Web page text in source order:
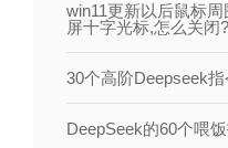
win11更新以后鼠标
屏十字光标,怎么关闭?
30个高阶Deepseek指
DeepSeek的60个喂